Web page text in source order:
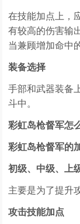
在技能加点上，
有较高的伤害输
当兼顾增加命中
装备选择
手部和武器装备
斗中。
彩虹岛枪督军怎
彩虹岛枪督军的
初级、中级、上
主要是为了提升
攻击技能加点